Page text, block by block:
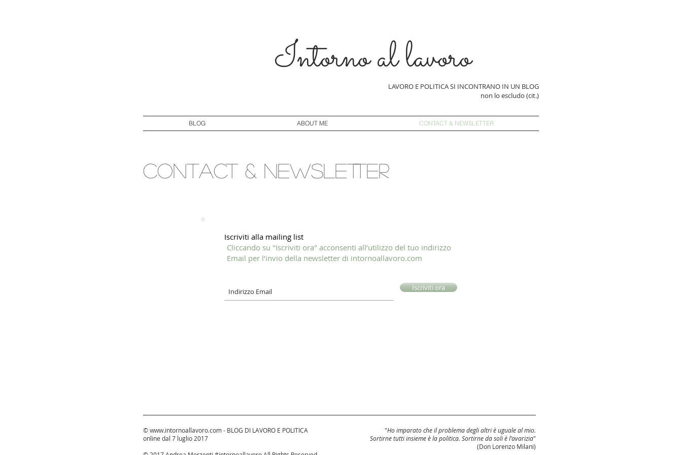
Intorno al lavoro
LAVORO E POLITICA SI INCONTRANO IN UN BLOG
non lo escludo (cit.)
BLOG ABOUT ME CONTACT & NEWSLETTER
CONTACT & NEWSLETTER
Iscriviti alla mailing list
Cliccando su "Iscriviti ora" acconsenti all’utilizzo del tuo indirizzo
Email per l’invio della newsletter di intornoallavoro.com
Iscriviti ora
©www.intornoallavoro.com- BLOG DI LAVORO E POLITICA
online dal 7 luglio 2017
"Ho imparato che il problema degli altri è uguale al mio.
Sortirne tutti insieme è la politica. Sortirne da soli è l’avarizia"
(Don Lorenzo Milani)